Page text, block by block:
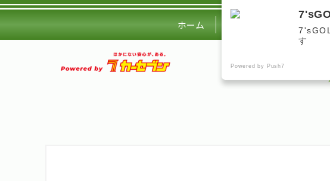
ホーム グ
す
Powered by Push7